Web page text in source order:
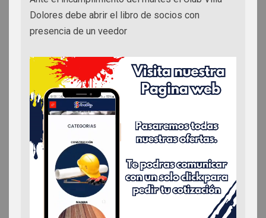
Dolores debe abrir el libro de socios con
presencia de un veedor